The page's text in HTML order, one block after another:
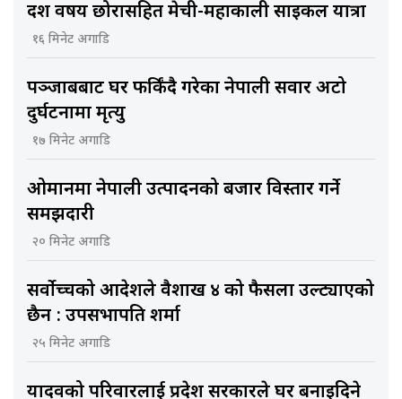
दश वर्षीय छोरासहित मेची-महाकाली साइकल यात्रा
१६ मिनेट अगाडि
पञ्जाबबाट घर फर्किंदै गरेका नेपाली सवार अटो
दुर्घटनामा मृत्यु
१७ मिनेट अगाडि
ओमानमा नेपाली उत्पादनको बजार विस्तार गर्ने
समझदारी
२० मिनेट अगाडि
सर्वोच्चको आदेशले वैशाख ४ को फैसला उल्ट्याएको
छैन : उपसभापति शर्मा
२५ मिनेट अगाडि
यादवको परिवारलाई प्रदेश सरकारले घर बनाइदिने